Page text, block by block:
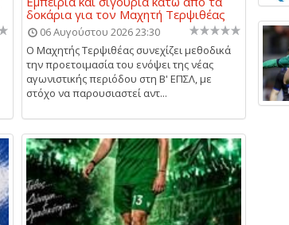
δοκάρια για τον Μαχητή Τερψιθέας
06 Αυγούστου 2026 23:30
Ο Μαχητής Τερψιθέας συνεχίζει μεθοδικά
την προετοιμασία του ενόψει της νέας
αγωνιστικής περιόδου στη Β' ΕΠΣΛ, με
στόχο να παρουσιαστεί αντ...